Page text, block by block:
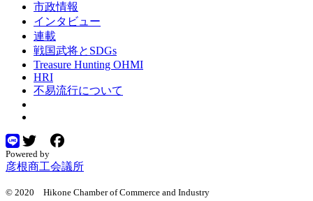
市政情報
インタビュー
連載
戦国武将とSDGs
Treasure Hunting OHMI
HRI
不易流行について
Powered by
彦根商工会議所
© 2020 Hikone Chamber of Commerce and Industry